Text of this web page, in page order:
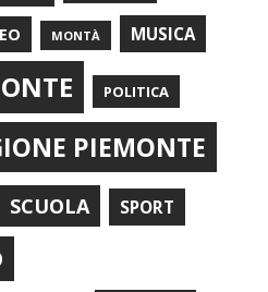
MONTÀ MUSICA
POLITICA
PIEMONTE
SCUOLA SPORT